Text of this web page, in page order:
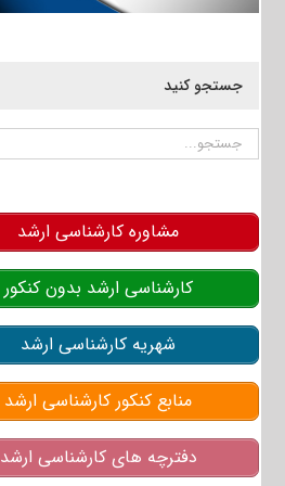
جستجو کنید
جستجو
مشاوره کارشناسی ارشد
کارشناسی ارشد بدون کنکور
شهریه کارشناسی ارشد
منابع کنکور کارشناسی ارشد
دفترچه های کارشناسی ارشد